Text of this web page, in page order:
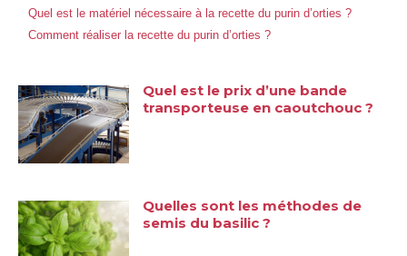
Quel est le matériel nécessaire à la recette du purin d’orties ?
Comment réaliser la recette du purin d’orties ?
Quel est le prix d’une bande
transporteuse en caoutchouc ?
Quelles sont les méthodes de
semis du basilic ?